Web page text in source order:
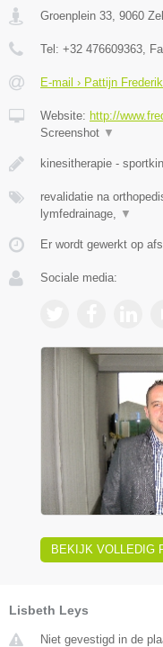
Groenplein 33, 9060
Tel: +32 476609363,
E-mail › Pattijn
Website: http://
Screenshot ▼
kinesitherapie -
revalidatie na
lymfedrainage, ▼
Er wordt gewerkt op
Sociale media:
BEKIJK VOLLEDIG
Lisbeth Leys
Niet gevestigd in de